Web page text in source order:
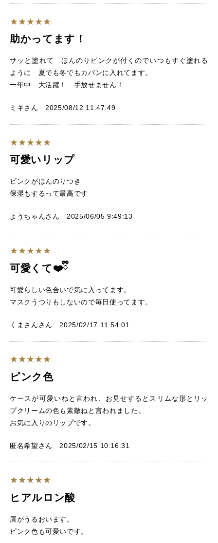
助かってます！
サッと塗れて ほんのりピンクが付くのでいつもすぐ塗れる
ように 夏でも冬でもカバンに入れてます。
一年中 大活躍！ 手放せません！
ミキさん 2025/08/12 11:47:49
可愛いリップ
ピンクがほんのりつき
保湿もするって最高です
ようちゃんさん 2025/06/05 9:49:13
可愛くて❤️ྀི
可愛らしい色合いで気に入ってます。
マスクうつりもしないので毎日使ってます。
くまさんさん 2025/02/17 11:54:01
ピンク色
ケースが可愛いねと言われ、お見せするとスリムな形とリッ
プクリームの色も素敵ねと言われました。
お気に入りのリップです。
匿名希望さん 2025/02/15 10:16:31
ヒアルロン酸
唇がうるおいます。
ピンク色も可愛いです。